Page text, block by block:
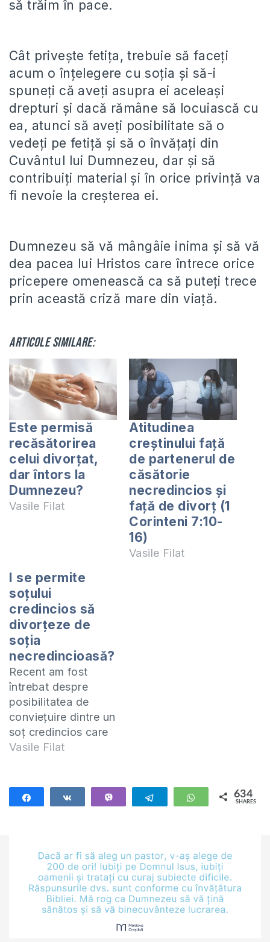
să trăim în pace.
Cât privește fetița, trebuie să faceți
acum o înțelegere cu soția și să-i
spuneți că aveți asupra ei aceleași
drepturi și dacă rămâne să locuiască cu
ea, atunci să aveți posibilitate să o
vedeți pe fetiță și să o învățați din
Cuvântul lui Dumnezeu, dar și să
contribuiți material și în orice privință va
fi nevoie la creșterea ei.
Dumnezeu să vă mângâie inima și să vă
dea pacea lui Hristos care întrece orice
pricepere omenească ca să puteți trece
prin această criză mare din viață.
Articole similare:
Este permisă
recăsătorirea
celui divorțat,
dar întors la
Dumnezeu?
Vasile Filat
Atitudinea
creştinului faţă
de partenerul de
căsătorie
necredincios şi
faţă de divorţ (1
Corinteni 7:10-
16)
Vasile Filat
I se permite
soțului
credincios să
divorțeze de
soţia
necredincioasă?
Recent am fost
întrebat despre
posibilitatea de
conviețuire dintre un
soț credincios care
nu mai vrea să
credincioasă: Ce se
întâmpla dacă soțul
soţia necredincioasă
si invers? În articol
va referiţi doar la
situația in care…
Vasile Filat
Telegram WhatsApp
634
SHARES